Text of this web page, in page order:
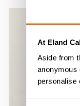
At Eland
Aside from
anonymous
personalise